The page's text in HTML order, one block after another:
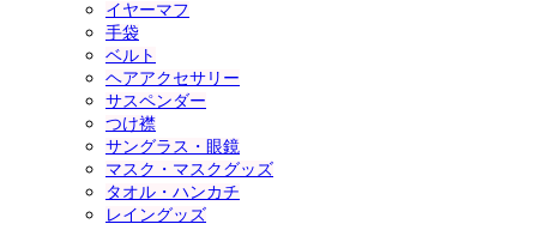
イヤーマフ
手袋
ベルト
ヘアアクセサリー
サスペンダー
つけ襟
サングラス・眼鏡
マスク・マスクグッズ
タオル・ハンカチ
レイングッズ